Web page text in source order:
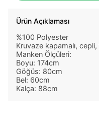
Ürün Açıklaması
%100 Polyester
Kruvaze kapamalı,
Manken Ölçüleri:
Boyu: 174cm
Göğüs: 80cm
Bel: 60cm
Kalça: 88cm